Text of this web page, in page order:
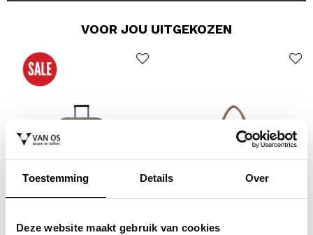
Toestemming Details Over
Deze website maakt gebruik van cookies
VOOR JOU UITGEKOZEN
koffer / trolley /
grote schoudertas /